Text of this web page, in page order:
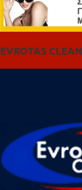
EVROTAS CLEAN